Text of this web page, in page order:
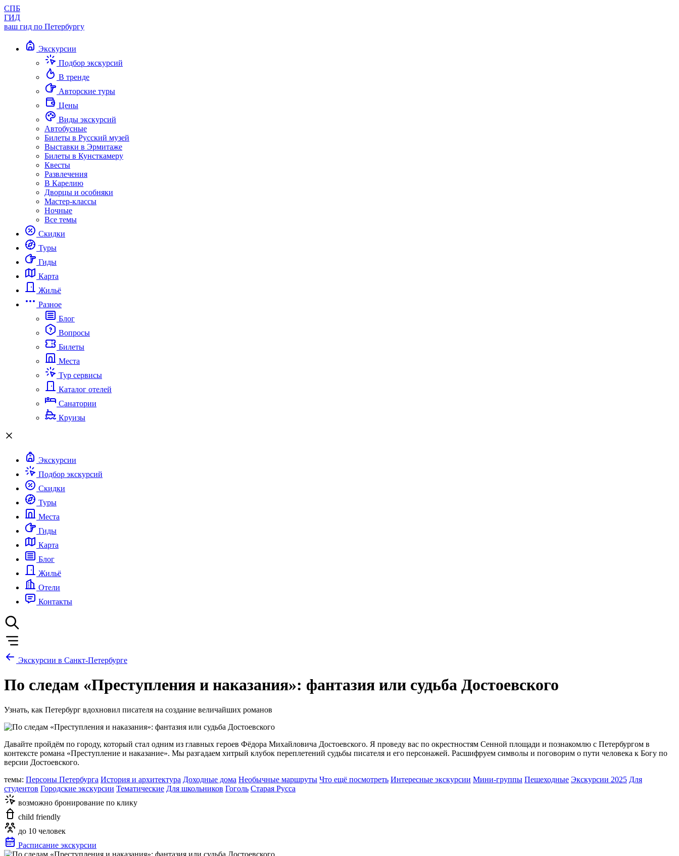
СПБ
ГИД
ваш гид по Петербургу
Экскурсии
Подбор экскурсий
В тренде
Авторские туры
Цены
Виды экскурсий
Автобусные
Билеты в Русский музей
Выставки в Эрмитаже
Билеты в Кунсткамеру
Квесты
Развлечения
В Карелию
Дворцы и особняки
Мастер-классы
Ночные
Все темы
Скидки
Туры
Гиды
Карта
Жильё
Разное
Блог
Вопросы
Билеты
Места
Тур сервисы
Каталог отелей
Санатории
Круизы
Экскурсии
Подбор экскурсий
Скидки
Туры
Места
Гиды
Карта
Блог
Жильё
Отели
Контакты
Экскурсии в Санкт-Петербурге
По следам «Преступления и наказания»: фантазия или судьба Достоевского
Узнать, как Петербург вдохновил писателя на создание величайших романов
Давайте пройдём по городу, который стал одним из главных героев Фёдора Михайловича Достоевского. Я проведу вас по окрестностям Сенной площади и познакомлю с Петербургом в
контексте романа «Преступление и наказание». Мы разгадаем хитрый клубок переплетений судьбы писателя и его персонажей. Расшифруем символы и поговорим о пути человека к Богу по
версии Достоевского.
темы: Персоны Петербурга История и архитектура Доходные дома Необычные маршруты Что ещё посмотреть Интересные экскурсии Мини-группы Пешеходные Экскурсии 2025 Для
студентов Городские экскурсии Тематические Для школьников Гоголь Старая Русса
возможно бронирование по клику
child friendly
до 10 человек
Расписание экскурсии